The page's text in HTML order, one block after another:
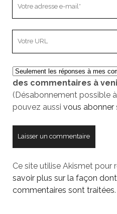
mail
votre
site
des commentaires à
(Désabonnement possible
pouvez aussi vous abonner
Ce site utilise Akismet pour
savoir plus sur la façon
commentaires sont traitées.